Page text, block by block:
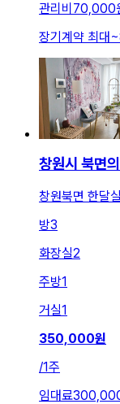
관리비 70,000
장기계약 최대 ~
창원시 북면
창원북면 한달
방3
화장실2
주방1
거실1
350,000원
/1주
임대료